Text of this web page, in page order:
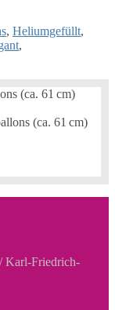
, Heliumgefüllt,
,
(ca. 61 cm)
Karl-Friedrich-